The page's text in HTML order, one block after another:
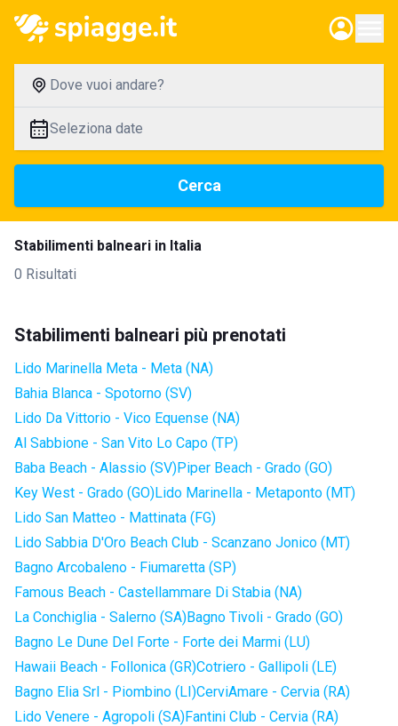
Dove vuoi andare?
Seleziona date
Cerca
Stabilimenti balneari in Italia
0 Risultati
Stabilimenti balneari più prenotati
Lido Marinella Meta - Meta (NA)
Bahia Blanca - Spotorno (SV)
Lido Da Vittorio - Vico Equense (NA)
Al Sabbione - San Vito Lo Capo (TP)
Baba Beach - Alassio (SV)Piper Beach - Grado (GO)
Key West - Grado (GO)Lido Marinella - Metaponto (MT)
Lido San Matteo - Mattinata (FG)
Lido Sabbia D'Oro Beach Club - Scanzano Jonico (MT)
Bagno Arcobaleno - Fiumaretta (SP)
Famous Beach - Castellammare Di Stabia (NA)
La Conchiglia - Salerno (SA)Bagno Tivoli - Grado (GO)
Bagno Le Dune Del Forte - Forte dei Marmi (LU)
Hawaii Beach - Follonica (GR)Cotriero - Gallipoli (LE)
Bagno Elia Srl - Piombino (LI)CerviAmare - Cervia (RA)
Lido Venere - Agropoli (SA)Fantini Club - Cervia (RA)